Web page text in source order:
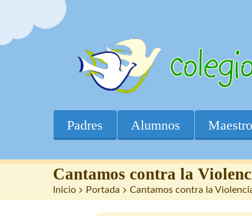
Padres Alumnos
Cantamos contra la
Inicio > Portada > Cantamos contra la